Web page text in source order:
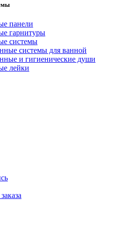
панели
гарнитуры
системы
системы для ванной
и гигиенические души
лейки